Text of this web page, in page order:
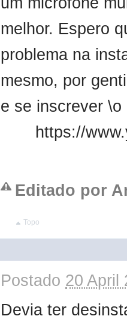
melhor. Espero
problema na
mesmo, por
e se inscrever \o
https://
Editado por
Topo
Postado 20 April
Devia ter